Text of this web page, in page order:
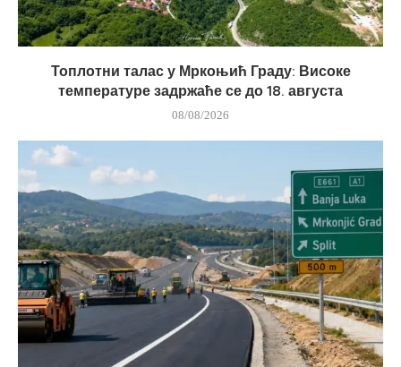
Топлотни талас у Мркоњић Граду: Високе
температуре задржаће се до 18. августа
08/08/2026